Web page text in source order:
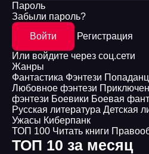
Пароль
Забыли пароль?
Войти
Регистрация
Или войдите через соц.сети
Жанры
Фантастика Фэнтези
Любовное фэнтези
фэнтези Боевики Боевая
Русская литература Детская
Ужасы Киберпанк
ТОП 100 Читать книги
ТОП 10 за месяц